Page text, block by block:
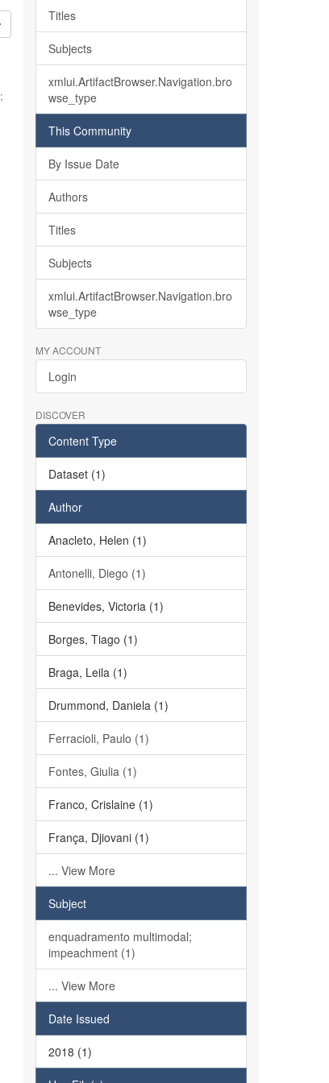
;
Titles
Subjects
xmlui.ArtifactBrowser.Navigation.bro
wse_type
This Community
By Issue Date
Authors
Titles
Subjects
xmlui.ArtifactBrowser.Navigation.bro
wse_type
MY ACCOUNT
Login
DISCOVER
Content Type
Dataset (1)
Author
Anacleto, Helen (1)
Antonelli, Diego (1)
Benevides, Victoria (1)
Borges, Tiago (1)
Braga, Leila (1)
Drummond, Daniela (1)
Ferracioli, Paulo (1)
Fontes, Giulia (1)
Franco, Crislaine (1)
França, Djiovani (1)
... View More
Subject
enquadramento multimodal;
impeachment (1)
... View More
Date Issued
2018 (1)